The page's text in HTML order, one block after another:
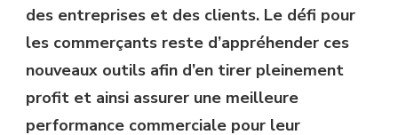
des entreprises et des clients. Le défi pour
les commerçants reste d’appréhender ces
nouveaux outils afin d’en tirer pleinement
profit et ainsi assurer une meilleure
performance commerciale pour leur